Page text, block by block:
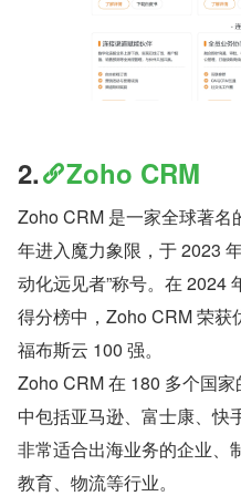
2. Zoho CRM
Zoho CRM 是一家全球著
年进入魔力象限，于 2023
动化远见者”称号。在 2024
得分榜中，Zoho CRM 荣获
福布斯云 100 强。
Zoho CRM 在 180 多个国
中包括亚马逊、富士康、快
非常适合出海业务的企业、
教育、物流等行业。